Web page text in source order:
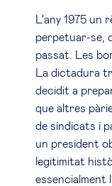
L'any 1975 un
perpetuar-se,
passat. Les
La dictadura
decidit a
que altres
de sindicats i
un president
legitimitat
essencialment